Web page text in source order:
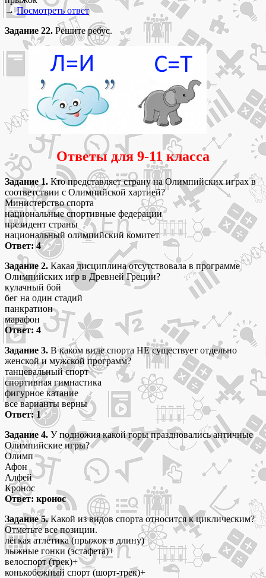
→Посмотреть ответ
Задание 22. Решите ребус.
Ответы для 9-11 класса
Задание 1. Кто представляет страну на Олимпийских играх в
соответствии с Олимпийской хартией?
Министерство спорта
национальные спортивные федерации
президент страны
национальный олимпийский комитет
Ответ: 4
Задание 2. Какая дисциплина отсутствовала в программе
Олимпийских игр в Древней Греции?
кулачный бой
бег на один стадий
панкратион
марафон
Ответ: 4
Задание 3. В каком виде спорта НЕ существует отдельно
женской и мужской программ?
танцевальный спорт
спортивная гимнастика
фигурное катание
все варианты верны
Ответ: 1
Задание 4. У подножия какой горы праздновались античные
Олимпийские игры?
Олимп
Афон
Алфей
Кронос
Ответ: кронос
Задание 5.Какой из видов спорта относится к циклическим?
Отметьте все позиции.
лёгкая атлетика (прыжок в длину)
лыжные гонки (эстафета)+
велоспорт (трек)+
конькобежный спорт (шорт-трек)+